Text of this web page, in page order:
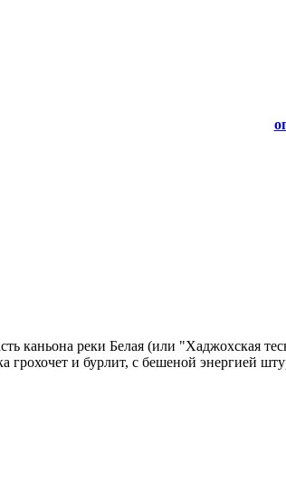
каньона реки Белая (или "Хаджохская
грохочет и бурлит, с бешеной энергией